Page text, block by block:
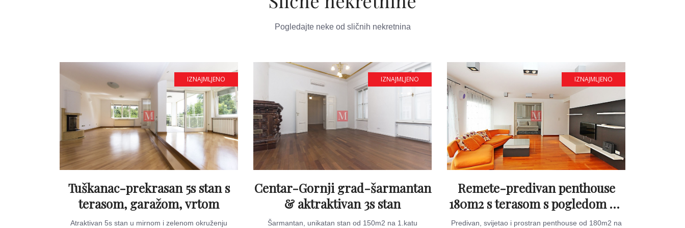
Pogledajte neke od sličnih nekretnina
IZNAJMLJENO
Tuškanac-prekrasan 5s stan s
terasom, garažom, vrtom
Atraktivan 5s stan u mirnom i zelenom okruženju
IZNAJMLJENO
Centar-Gornji grad-šarmantan
& aktraktivan 3s stan
Šarmantan, unikatan stan od 150m2 na 1.katu
IZNAJMLJENO
Remete-predivan penthouse
180m2 s terasom s pogledom na
grad & garažom
Predivan, svijetao i prostran penthouse od 180m2 na